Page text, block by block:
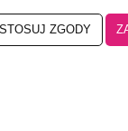
ZGODY